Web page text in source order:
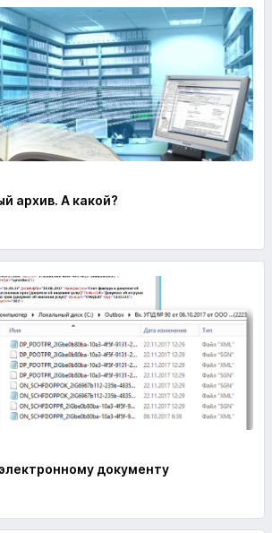
архив. А какой?
документу